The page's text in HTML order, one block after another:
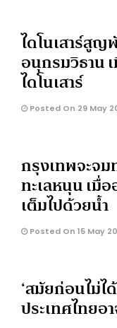
ไดโนเสาร์สูญ
อนุกรมวิธาน
ไดโนเสาร์
Posted On 29 May
กรุงเทพจะจม
ทะเลหนุน เมื่
เต็มไปด้วยน้ำ
Posted On 15 May
‘สมัยก่อนไม่ไ
ประเทศไทยอ